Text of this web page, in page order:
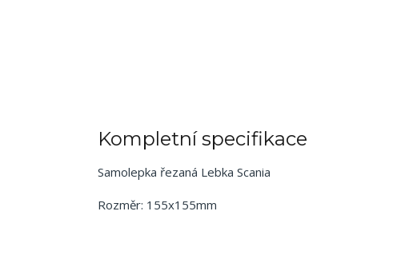
Kompletní specifikace
Samolepka řezaná Lebka Scania
Rozměr: 155x155mm